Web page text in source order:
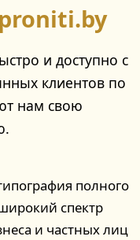
proniti.by
и доступно с
клиентов по
нам свою
полного
спектр
и частных лиц